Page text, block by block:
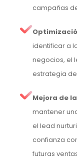
campañas
identificar a
negocios, el
estrategia
Mejora de
mantener
el lead
confianza
futuras